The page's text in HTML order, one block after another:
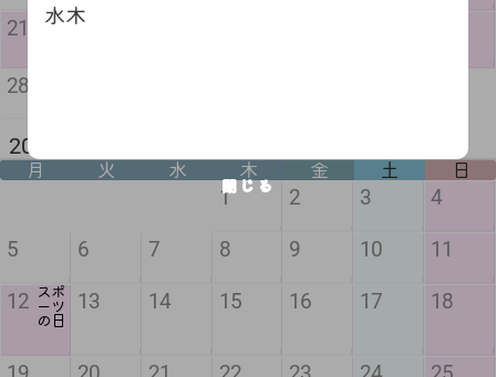
1 2 3 4
5 6 7 8 9 10 11
12 スポ
ーツ
の日
13 14 15 16 17 18
2026年 10月 2か月後
月 火 水 木 金 土 日
21
敬老
22
28
水木
閉じる